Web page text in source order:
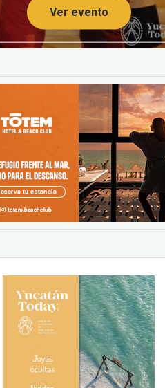
Ver evento